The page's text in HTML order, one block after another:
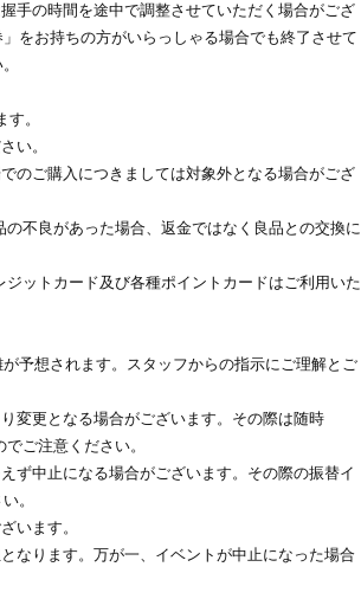
手の時間を途中で調整させていただく場合がござ
をお持ちの方がいらっしゃる場合でも終了させて
。
い。
のご購入につきましては対象外となる場合がござ
不良があった場合、返金ではなく良品との交換に
ットカード及び各種ポイントカードはご利用いた
予想されます。スタッフからの指示にご理解とご
変更となる場合がございます。その際は随時
ご注意ください。
ず中止になる場合がございます。その際の振替イ
。
います。
なります。万が一、イベントが中止になった場合